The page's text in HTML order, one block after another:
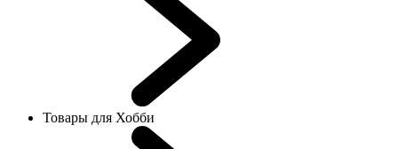
Товары для Хобби